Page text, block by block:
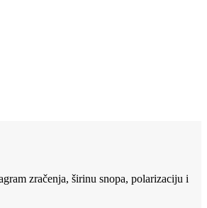
zračenja, širinu snopa, polarizaciju i